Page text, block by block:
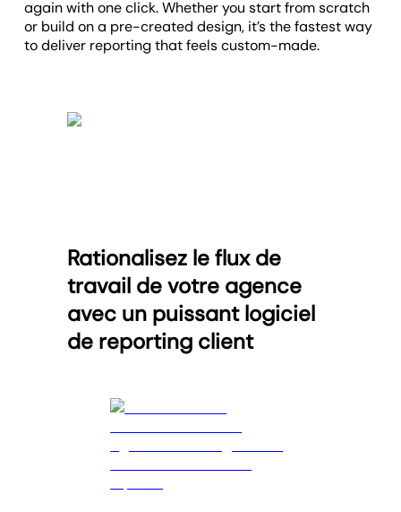
again with one click. Whether you start from scratch
or build on a pre-created design, it’s the fastest way
to deliver reporting that feels custom-made.
Rationalisez le flux de
travail de votre agence
avec un puissant logiciel
de reporting client